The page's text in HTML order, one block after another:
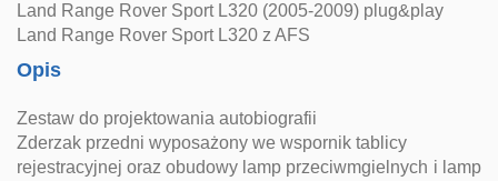
Land Range Rover Sport L320 (2005-2009) plug&play
Land Range Rover Sport L320 z AFS
Opis
Zestaw do projektowania autobiografii
Zderzak przedni wyposażony we wspornik tablicy
rejestracyjnej oraz obudowy lamp przeciwmgielnych i lamp